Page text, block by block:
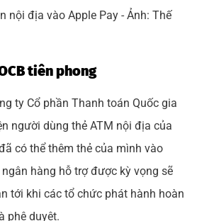
nội địa vào Apple Pay - Ảnh: Thế
tiên phong
ty Cổ phần Thanh toán Quốc gia
người dùng thẻ ATM nội địa của
có thể thêm thẻ của mình vào
hàng hỗ trợ được kỳ vọng sẽ
tới khi các tổ chức phát hành hoàn
phê duyệt.